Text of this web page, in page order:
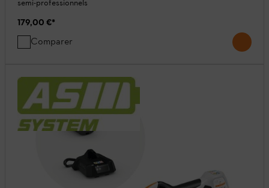
semi-professionnels
179,00 €*
Comparer